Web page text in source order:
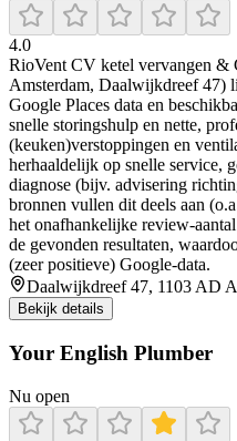
4.0
RioVent CV ketel vervangen &
Amsterdam, Daalwijkdreef 47)
Google Places data en
snelle storingshulp en nette,
(keuken)verstoppingen en
herhaaldelijk op snelle service,
diagnose (bijv. advisering
bronnen vullen dit deels aan
het onafhankelijke review-
de gevonden resultaten,
(zeer positieve) Google-data.
Daalwijkdreef 47, 1103 AD
Bekijk details
Your English Plumber
Nu open